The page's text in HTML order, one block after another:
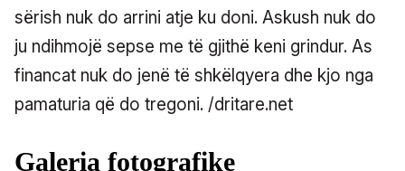
sërish nuk do arrini atje ku doni. Askush nuk do
ju ndihmojë sepse me të gjithë keni grindur. As
financat nuk do jenë të shkëlqyera dhe kjo nga
pamaturia që do tregoni. /dritare.net